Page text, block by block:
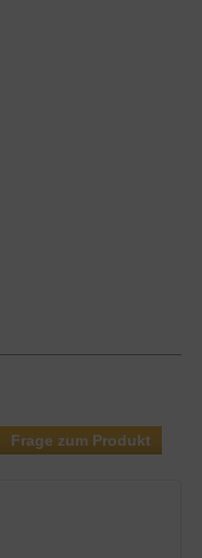
Frage zum Produkt